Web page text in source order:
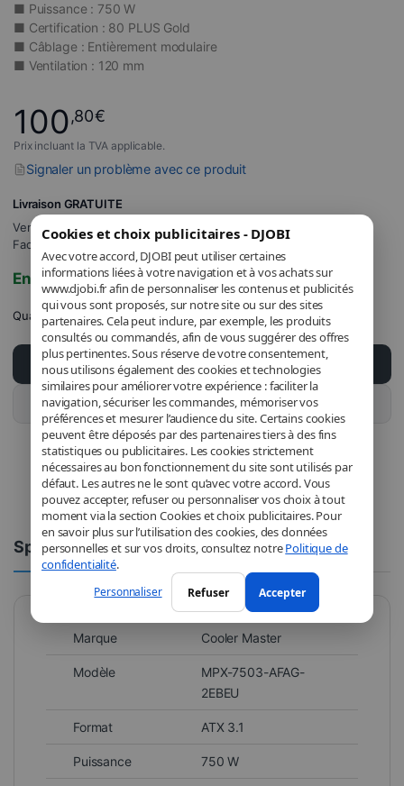
Cookies et choix publicitaires - DJOBI
Avec votre accord, DJOBI peut utiliser certaines
informations liées à votre navigation et à vos achats sur
www.djobi.fr afin de personnaliser les contenus et publicités
qui vous sont proposés, sur notre site ou sur des sites
partenaires. Cela peut inclure, par exemple, les produits
consultés ou commandés, afin de vous suggérer des offres
plus pertinentes. Sous réserve de votre consentement,
nous utilisons également des cookies et technologies
similaires pour améliorer votre expérience : faciliter la
navigation, sécuriser les commandes, mémoriser vos
préférences et mesurer l’audience du site. Certains cookies
peuvent être déposés par des partenaires tiers à des fins
statistiques ou publicitaires. Les cookies strictement
nécessaires au bon fonctionnement du site sont utilisés par
défaut. Les autres ne le sont qu’avec votre accord. Vous
pouvez accepter, refuser ou personnaliser vos choix à tout
moment via la section Cookies et choix publicitaires. Pour
en savoir plus sur l’utilisation des cookies, des données
personnelles et sur vos droits, consultez notrePolitique de
confidentialité.
Personnaliser Refuser Accepter
■ Puissance : 750 W
■ Certification : 80 PLUS Gold
■ Câblage : Entièrement modulaire
■ Ventilation : 120 mm
100,80€
Prix incluant la TVA applicable.
Signaler un problème avec ce produit
Livraison GRATUITE
Vendu et expédié par
DJOBI_FR
Facturé par DJOBI.
En stock
Quantité
Ajouter au panier
Acheter ce produit
Spécifications Commentaires
Marque Cooler Master
Modèle
MPX-7503-AFAG-
2EBEU
Format ATX 3.1
Puissance 750 W